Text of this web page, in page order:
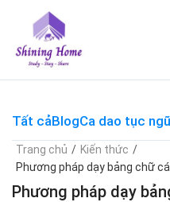
content
Tất cảBlogCa dao tục
Trang chủ / Kiến thức /
Phương pháp dạy bảng chữ
Phương pháp dạy